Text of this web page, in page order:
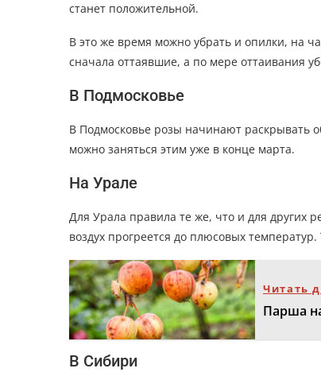
станет положительной.
В это же время можно убрать и опилки, на
сначала оттаявшие, а по мере оттаивания
В Подмосковье
В Подмосковье розы начинают раскрывать
можно заняться этим уже в конце марта.
На Урале
Для Урала правила те же, что и для других
воздух прогреется до плюсовых
Читать
Парша
В Сибири